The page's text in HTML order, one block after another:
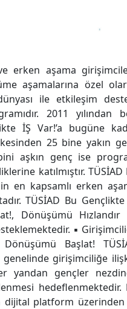
erken aşama
aşamalarına özel
ile etkileşim
2011 yılından
İŞ Var!’a bugüne
25 bine yakın
aşkın genç ise
katılmıştır. TÜSİAD
en kapsamlı erken
TÜSİAD Bu Gençlikte
Dönüşümü Hızlandır
▪
Başlat!
girişimciliğe
yandan gençler
hedeflenmektedir.
dijital platform üzerinden